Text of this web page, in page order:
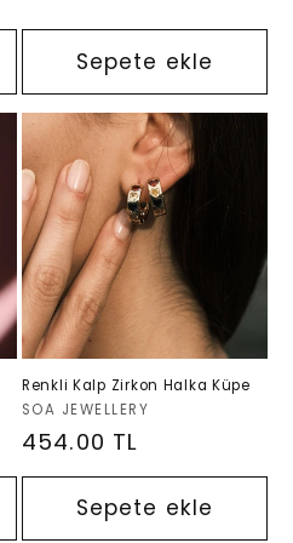
Sepete ekle
Renkli Kalp Zirkon Halka Küpe
Satıcı:
SOA JEWELLERY
Normal
fiyat
454.00 TL
Sepete ekle